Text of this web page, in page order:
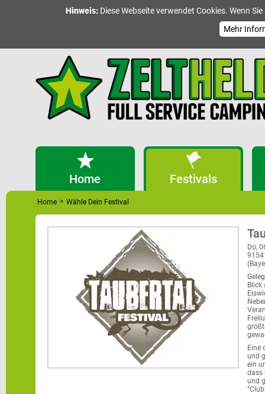
Hinweis: Diese Webseite verwendet Cookies. Wenn
Mehr
Home Festivals
Home > Wähle Dein Festival
Do,
Blick
Eine
und
ein
dass
und